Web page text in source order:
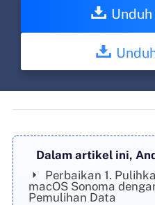
Dalam artikel ini,
Perbaikan 1.
macOS Sonoma
Pemulihan Data